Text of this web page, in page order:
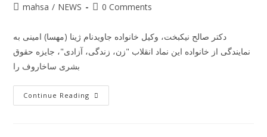
mahsa / NEWS 0 Comments
دکتر صالح نیکبخت، وکیل خانواده جاویدنام ژینا (مهسا) امینی به
نمایندگی از خانواده این نماد انقلاب "زن، زندگی، آزادی"، جایزه حقوق
بشری ساخاروف را
Continue Reading